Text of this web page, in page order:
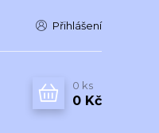
Přihlášení
0 ks
0 Kč